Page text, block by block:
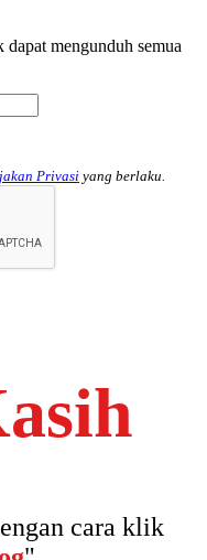
Cut
mengunduh semua
Privasi yang berlaku.
cara klik